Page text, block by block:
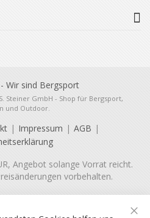
Steiner GmbH - Shop für Bergsport,
und Outdoor.
Impressum
AGB
Angebot solange Vorrat reicht.
vorbehalten.